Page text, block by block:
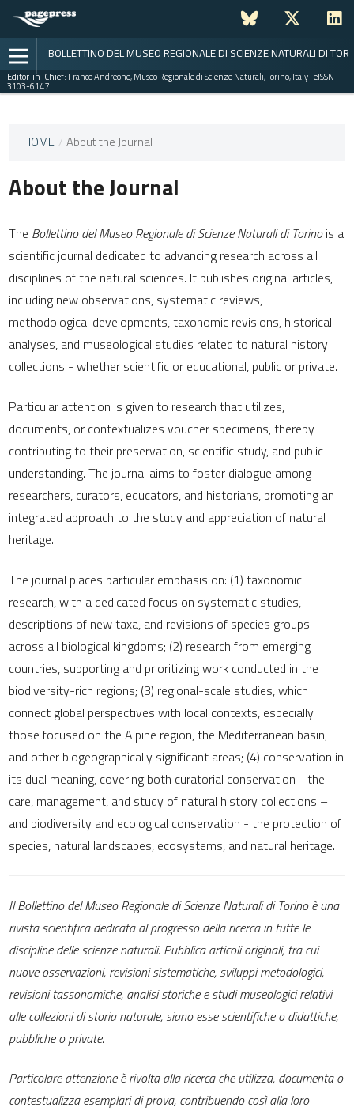
BOLLETTINO DEL MUSEO REGIONALE DI SCIENZE NATURALI DI
Editor-in-Chief: Franco Andreone, Museo Regionale di Scienze Naturali, Torino, Italy | eISSN
3103-6147
This
journal
published
HOME / About the Journal
About the Journal
The Bollettino del Museo Regionale di Scienze Naturali di Torinois a
scientific journal dedicated to advancing research across all
disciplines of the natural sciences. It publishes original articles,
including new observations, systematic reviews,
methodological developments, taxonomic revisions, historical
analyses, and museological studies related to natural history
collections - whether scientific or educational, public or private.
Particular attention is given to research that utilizes,
documents, or contextualizes voucher specimens, thereby
contributing to their preservation, scientific study, and public
understanding. The journal aims to foster dialogue among
researchers, curators, educators, and historians, promoting an
integrated approach to the study and appreciation of natural
heritage.
The journal places particular emphasis on: (1) taxonomic
research, with a dedicated focus on systematic studies,
descriptions of new taxa, and revisions of species groups
across all biological kingdoms; (2) research from emerging
countries, supporting and prioritizing work conducted in the
biodiversity-rich regions; (3) regional-scale studies, which
connect global perspectives with local contexts, especially
those focused on the Alpine region, the Mediterranean basin,
and other biogeographically significant areas; (4) conservation in
its dual meaning, covering both curatorial conservation - the
care, management, and study of natural history collections –
and biodiversity and ecological conservation - the protection of
species, natural landscapes, ecosystems, and natural heritage.
Il Bollettino del Museo Regionale di Scienze Naturali di Torino è una
rivista scientifica dedicata al progresso della ricerca in tutte le
discipline delle scienze naturali. Pubblica articoli originali, tra cui
nuove osservazioni, revisioni sistematiche, sviluppi metodologici,
revisioni tassonomiche, analisi storiche e studi museologici relativi
alle collezioni di storia naturale, siano esse scientifiche o didattiche,
pubbliche o private.
Particolare attenzione è rivolta alla ricerca che utilizza, documenta o
contestualizza esemplari di prova, contribuendo così alla loro